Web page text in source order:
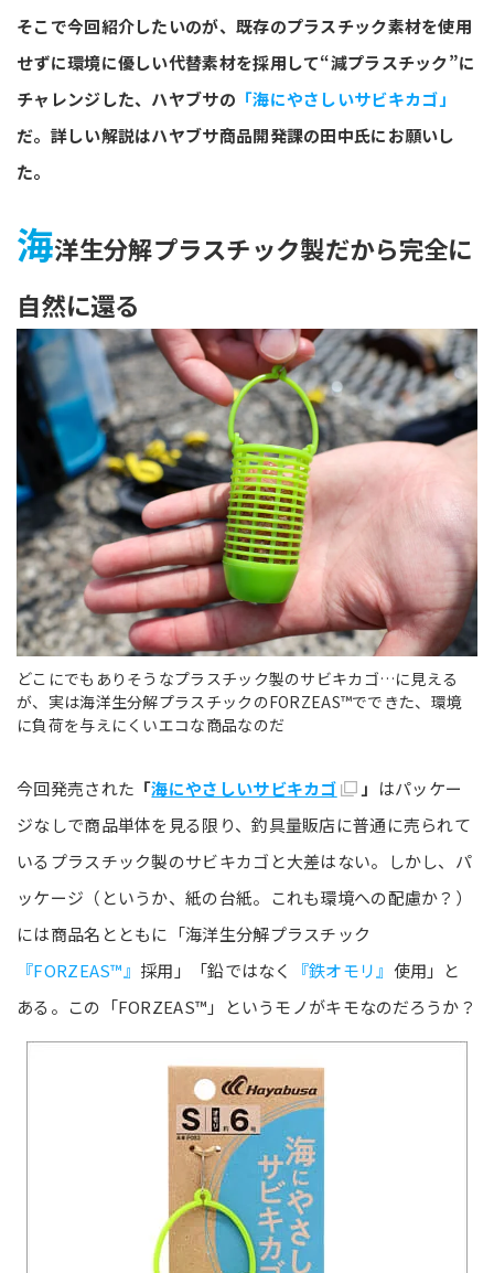
そこで今回紹介したいのが、既存のプラスチック素材を使用
せずに環境に優しい代替素材を採用して“減プラスチック”に
チャレンジした、ハヤブサの 「海にやさしいサビキカゴ」
だ。詳しい解説はハヤブサ商品開発課の田中氏にお願いし
た。
海洋生分解プラスチック製だから完全に
自然に還る
どこにでもありそうなプラスチック製のサビキカゴ…に見える
が、実は海洋生分解プラスチックのFORZEAS™でできた、環境
に負荷を与えにくいエコな商品なのだ
今回発売された 「海にやさしいサビキカゴ 」 はパッケー
ジなしで商品単体を見る限り、釣具量販店に普通に売られて
いるプラスチック製のサビキカゴと大差はない。しかし、パ
ッケージ（というか、紙の台紙。これも環境への配慮か？）
には商品名とともに「海洋生分解プラスチック
『FORZEAS™』 採用」「鉛ではなく 『鉄オモリ』 使用」と
ある。この「FORZEAS™」というモノがキモなのだろうか？